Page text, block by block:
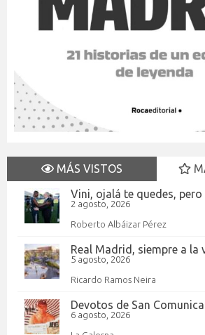
MÁS VISTOS
Vini, ojalá te quedes, pero
2 agosto, 2026
Roberto Albáizar Pérez
Real Madrid, siempre a la
5 agosto, 2026
Ricardo Ramos Neira
Devotos de San
6 agosto, 2026